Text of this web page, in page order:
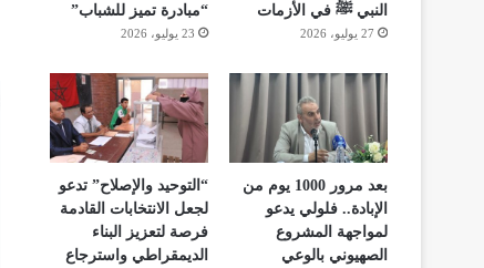
النبي ﷺ في الأزمات
27 يوليو، 2026
“مبادرة تميز للشباب”
23 يوليو، 2026
بعد مرور 1000 يوم من
الإبادة.. فلولي يدعو
لمواجهة المشروع
الصهيوني بالوعي
“التوحيد والإصلاح” تدعو
لجعل الانتخابات القادمة
فرصة لتعزيز البناء
الديمقراطي واسترجاع